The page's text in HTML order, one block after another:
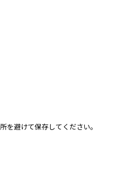
を避けて保存してください。